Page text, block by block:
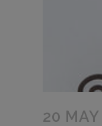
20 MAY